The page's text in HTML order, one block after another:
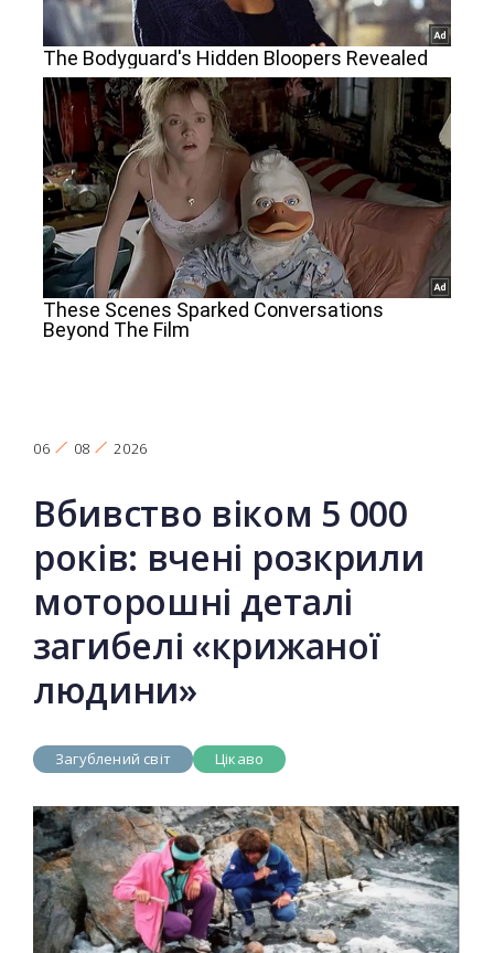
06 08 2026
Вбивство віком 5 000
років: вчені розкрили
моторошні деталі
загибелі «крижаної
людини»
Загублений світ Цікаво